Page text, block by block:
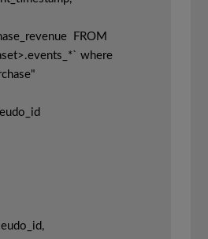
FROM
where